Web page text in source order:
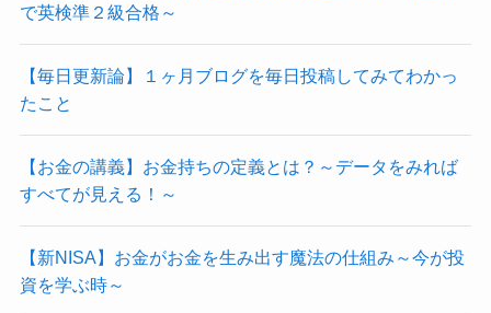
で英検準２級合格～
【毎日更新論】１ヶ月ブログを毎日投稿してみてわかっ
たこと
【お金の講義】お金持ちの定義とは？～データをみれば
すべてが見える！～
【新NISA】お金がお金を生み出す魔法の仕組み～今が投
資を学ぶ時～